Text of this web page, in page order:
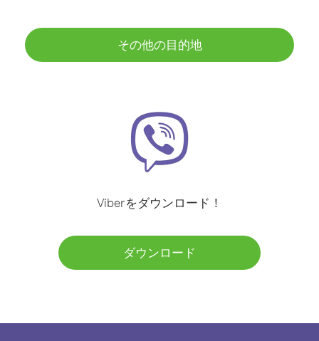
その他の目的地
Viberをダウンロード！
ダウンロード